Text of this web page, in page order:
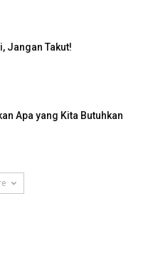
Jangan Takut!
Apa yang Kita Butuhkan